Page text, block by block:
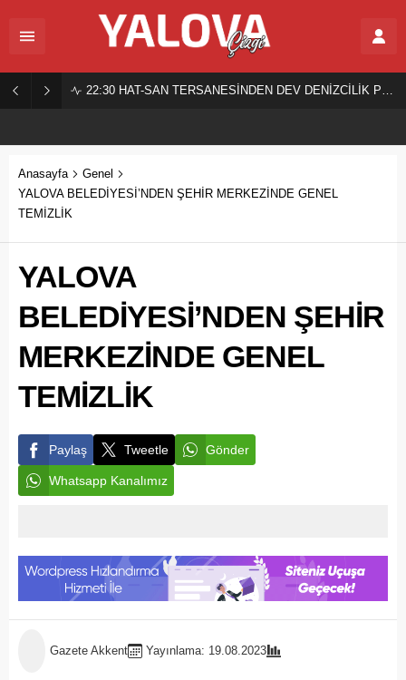
22:30 HAT-SAN TERSANESİNDEN DEV DENİZCİLİK PROJESİ!
Anasayfa
Genel
YALOVA BELEDİYESİ’NDEN ŞEHİR MERKEZİNDE GENEL
TEMİZLİK
YALOVA
BELEDİYESİ’NDEN ŞEHİR
MERKEZİNDE GENEL
TEMİZLİK
Paylaş Tweetle Gönder
Whatsapp Kanalımız
Gazete Akkent Yayınlama: 19.08.2023